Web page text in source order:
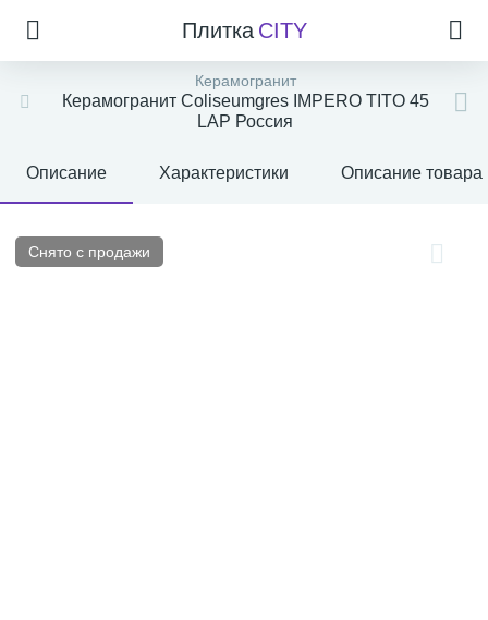
Плитка CITY
Керамогранит
Керамогранит Coliseumgres IMPERO TITO 45
LAP Россия
Описание Характеристики Описание товара
Снято с продажи